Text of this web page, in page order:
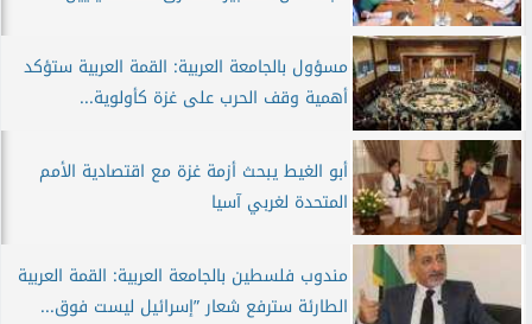
مسؤول بالجامعة العربية: القمة العربية ستؤكد
أهمية وقف الحرب على غزة كأولوية...
أبو الغيط يبحث أزمة غزة مع اقتصادية الأمم
المتحدة لغربي آسيا
مندوب فلسطين بالجامعة العربية: القمة العربية
الطارئة سترفع شعار ”إسرائيل ليست فوق...